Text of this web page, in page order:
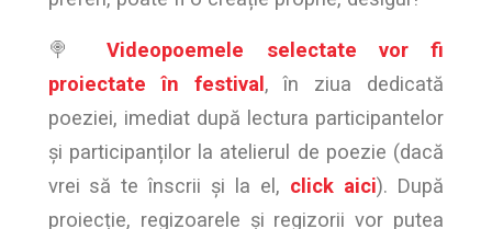
🍭Videopoemele selectate vor fi
proiectate în festival, în ziua dedicată
poeziei, imediat după lectura participantelor
și participanților la atelierul de poezie (dacă
vrei să te înscrii și la el, click aici). După
proiecție, regizoarele și regizorii vor putea